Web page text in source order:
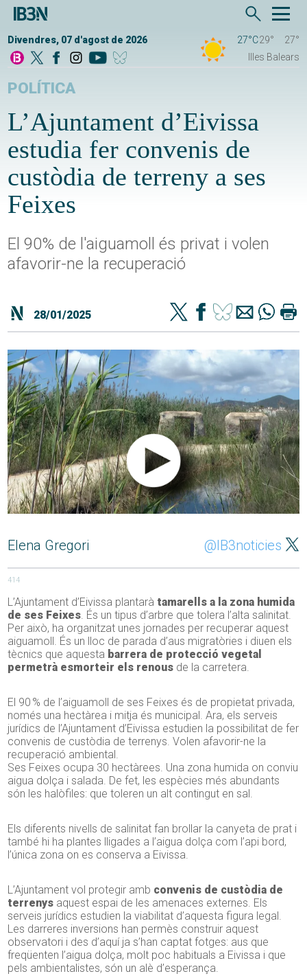
Divendres, 07 d'agost de 2026 27°C29°
27°
Illes Balears
POLÍTICA
L’Ajuntament d’Eivissa
estudia fer convenis de
custòdia de terreny a ses
Feixes
El 90% de l'aiguamoll és privat i volen
afavorir-ne la recuperació
28/01/2025
Elena Gregori @IB3noticies
414
L’Ajuntament d’Eivissa plantarà tamarells a la zona humida
de ses Feixes. És un tipus d’arbre que tolera l’alta salinitat.
Per això, ha organitzat unes jornades per recuperar aquest
aiguamoll. És un lloc de parada d’aus migratòries i diuen els
tècnics que aquesta barrera de protecció vegetal
permetrà esmorteir els renous de la carretera.
El 90 % de l’aiguamoll de ses Feixes és de propietat privada,
només una hectàrea i mitja és municipal. Ara, els serveis
jurídics de l’Ajuntament d’Eivissa estudien la possibilitat de fer
convenis de custòdia de terrenys. Volen afavorir-ne la
recuperació ambiental.
Ses Feixes ocupa 30 hectàrees. Una zona humida on conviu
aigua dolça i salada. De fet, les espècies més abundants
són les halòfiles: que toleren un alt contingut en sal.
Els diferents nivells de salinitat fan brollar la canyeta de prat i
també hi ha plantes lligades a l’aigua dolça com l’api bord,
l’única zona on es conserva a Eivissa.
L’Ajuntament vol protegir amb convenis de custòdia de
terrenys aquest espai de les amenaces externes. Els
serveis jurídics estudien la viabilitat d’aquesta figura legal.
Les darreres inversions han permès construir aquest
observatori i des d’aquí ja s’han captat fotges: aus que
freqüenten l’aigua dolça, molt poc habituals a Eivissa i que
pels ambientalistes, són un alè d’esperança.